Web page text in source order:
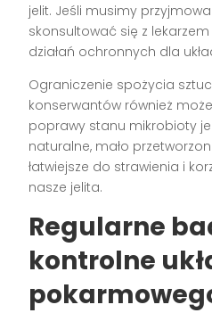
jelit. Jeśli musimy
skonsultować się z
działań ochronnych dla
Ograniczenie spożycia
konserwantów również
poprawy stanu mikrobioty
naturalne, mało
łatwiejsze do strawienia i
nasze jelita.
Regularne
kontrolne